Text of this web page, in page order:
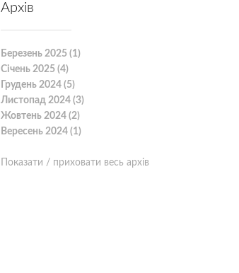
Архів
Березень 2025 (1)
Січень 2025 (4)
Грудень 2024 (5)
Листопад 2024 (3)
Жовтень 2024 (2)
Вересень 2024 (1)
Показати / приховати весь архів